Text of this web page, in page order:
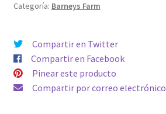
Categoría: Barneys Farm
Compartir en Twitter
Compartir en Facebook
Pinear este producto
Compartir por correo electrónico